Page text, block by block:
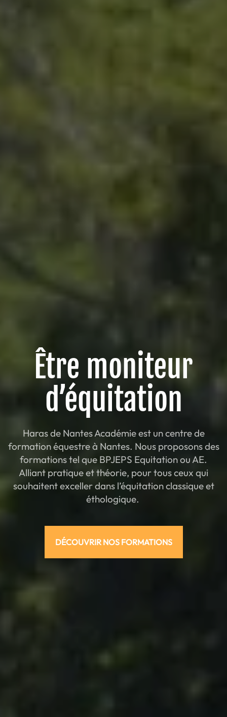
Être moniteur
d’équitation
Haras de Nantes Académie est un centre de
formation équestre à Nantes. Nous proposons des
formations tel que BPJEPS Equitation ou AE.
Alliant pratique et théorie, pour tous ceux qui
souhaitent exceller dans l’équitation classique et
éthologique.
DÉCOUVRIR NOS FORMATIONS